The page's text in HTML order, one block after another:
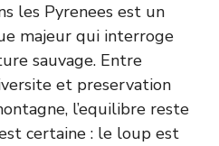
les Pyrenees est un
majeur qui interroge
sauvage. Entre
et preservation
l’equilibre reste
certaine : le loup est